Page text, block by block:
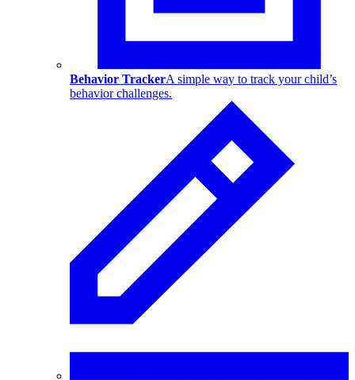
Behavior TrackerA simple way to track your child’s
behavior challenges.